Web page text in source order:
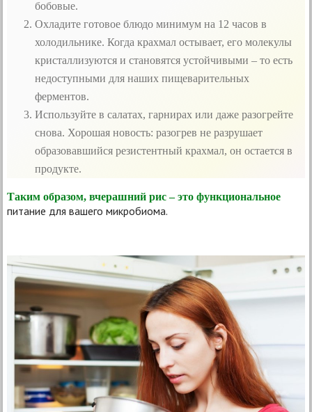
бобовые.
Охладите готовое блюдо минимум на 12 часов в
холодильнике. Когда крахмал остывает, его молекулы
кристаллизуются и становятся устойчивыми – то есть
недоступными для наших пищеварительных
ферментов.
Используйте в салатах, гарнирах или даже разогрейте
снова. Хорошая новость: разогрев не разрушает
образовавшийся резистентный крахмал, он остается в
продукте.
Таким образом, вчерашний рис – это функциональное
питание для вашего микробиома.